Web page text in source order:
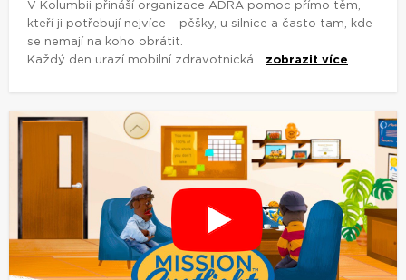
V Kolumbii přináší organizace ADRA pomoc přímo těm,
kteří ji potřebují nejvíce – pěšky, u silnice a často tam, kde
se nemají na koho obrátit.
Každý den urazí mobilní zdravotnická... zobrazit více